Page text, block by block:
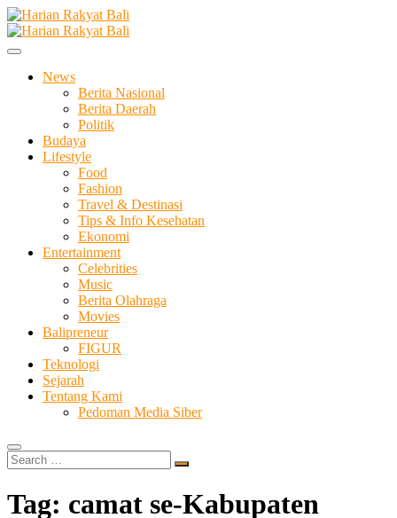
Skip
to
content
Harian Rakyat Bali
Membangun Semangat Kehidupan dan Berbangsa
News
Berita Nasional
Berita Daerah
Politik
Budaya
Lifestyle
Food
Fashion
Travel & Destinasi
Tips & Info Kesehatan
Ekonomi
Entertainment
Celebrities
Music
Berita Olahraga
Movies
Balipreneur
FIGUR
Teknologi
Sejarah
Tentang Kami
Pedoman Media Siber
Search
…
Tag: camat se-Kabupaten